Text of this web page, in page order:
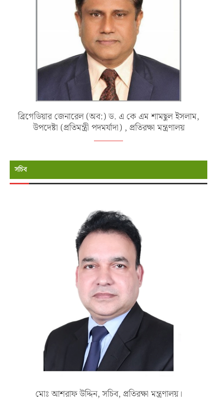
ব্রিগেডিয়ার জেনারেল (অব:) ড. এ কে এম শামছুল ইসলাম,
উপদেষ্টা (প্রতিমন্ত্রী পদমর্যাদা) , প্রতিরক্ষা মন্ত্রণালয়
সচিব
মোঃ আশরাফ উদ্দিন, সচিব, প্রতিরক্ষা মন্ত্রণালয়।